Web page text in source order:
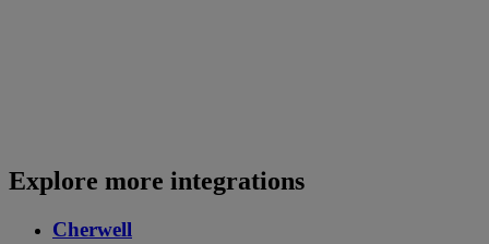
Explore more integrations
Cherwell